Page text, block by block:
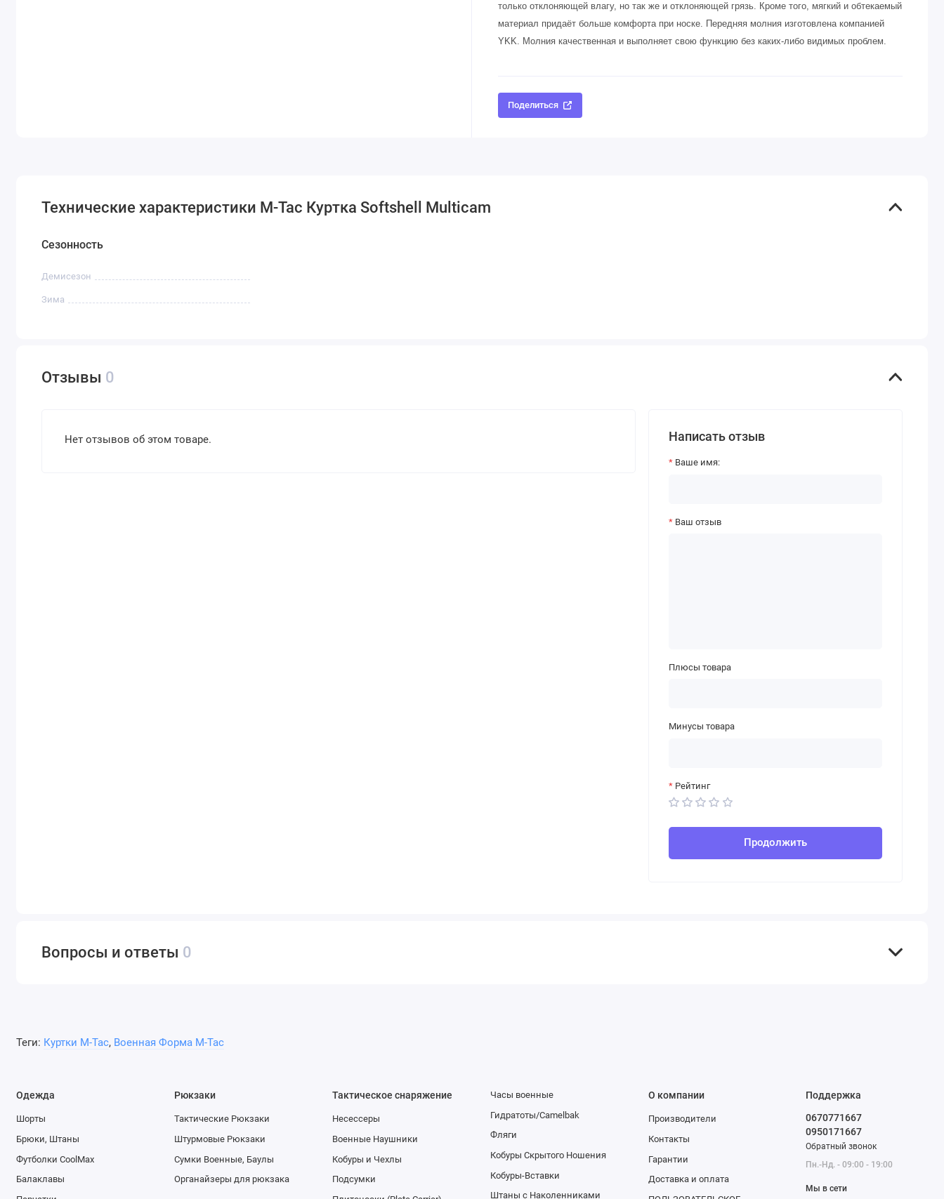
только отклоняющей влагу, но так же и отклоняющей грязь. Кроме того, мягкий и обтекаемый
материал придаёт больше комфорта при носке. Передняя молния изготовлена компанией
YKK. Молния качественная и выполняет свою функцию без каких-либо видимых проблем.
Поделиться
Технические характеристики M-Tac Куртка Softshell Multicam
Сезонность
Демисезон
Зима
Отзывы 0
Нет отзывов об этом товаре. Написать отзыв
Ваше имя:
Ваш отзыв
Плюсы товара
Минусы товара
Рейтинг
Продолжить
Вопросы и ответы 0
Теги: Куртки M-Tac, Военная Форма M-Tac
Одежда
Шорты
Брюки, Штаны
Футболки CoolMax
Балаклавы
Рюкзаки
Тактические Рюкзаки
Штурмовые Рюкзаки
Сумки Военные, Баулы
Органайзеры для рюкзака
Тактическое снаряжение
Несессеры
Военные Наушники
Кобуры и Чехлы
Подсумки
Часы военные
Гидратоты/Camelbak
Фляги
Кобуры Скрытого Ношения
Кобуры-Вставки
Штаны с Наколенниками
О компании
Производители
Контакты
Гарантии
Доставка и оплата
Поддержка
0670771667
0950171667
Обратный звонок
Пн.-Нд. - 09:00 - 19:00
Мы в сети